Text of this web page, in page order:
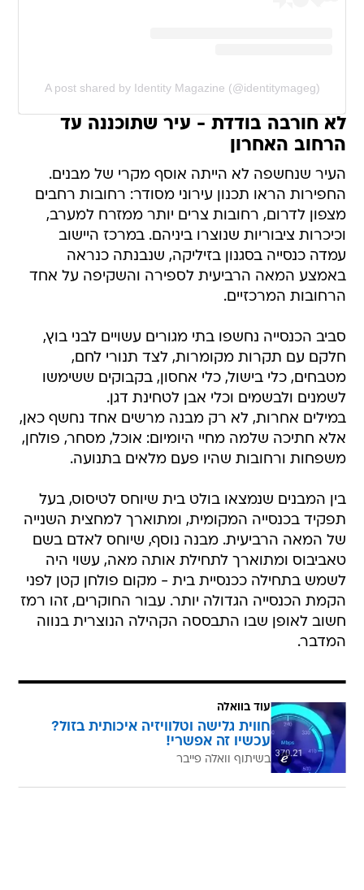
A post shared by Identity Magazine (@identitymageg)
לא חורבה בודדת - עיר שתוכננה עד
הרחוב האחרון
העיר שנחשפה לא הייתה אוסף מקרי של מבנים.
החפירות הראו תכנון עירוני מסודר: רחובות רחבים
מצפון לדרום, רחובות צרים יותר ממזרח למערב,
וכיכרות ציבוריות שנוצרו ביניהם. במרכז היישוב
עמדה כנסייה בסגנון בזיליקה, שנבנתה כנראה
באמצע המאה הרביעית לספירה והשקיפה על אחד
הרחובות המרכזיים.
סביב הכנסייה נחשפו בתי מגורים עשויים לבני בוץ,
חלקם עם תקרות מקומרות, לצד תנורי לחם,
מטבחים, כלי בישול, כלי אחסון, בקבוקים ששימשו
לשמנים ולבשמים וכלי אבן לטחינת דגן.
במילים אחרות, לא רק מבנה מרשים אחד נחשף כאן,
אלא חתיכה שלמה מחיי היומיום: אוכל, מסחר, פולחן,
משפחות ורחובות שהיו פעם מלאים בתנועה.
בין המבנים שנמצאו בולט בית שיוחס לטיסוס, בעל
תפקיד בכנסייה המקומית, ומתוארך למחצית השנייה
של המאה הרביעית. מבנה נוסף, שיוחס לאדם בשם
טאביבוס ומתוארך לתחילת אותה מאה, עשוי היה
לשמש בתחילה ככנסיית בית - מקום פולחן קטן לפני
הקמת הכנסייה הגדולה יותר. עבור החוקרים, זהו רמז
חשוב לאופן שבו התבססה הקהילה הנוצרית בנווה
המדבר.
עוד בוואלה
חווית גלישה וטלוויזיה איכותית בזול?
עכשיו זה אפשרי!
בשיתוף וואלה פייבר